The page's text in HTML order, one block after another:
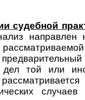
судебной
направлен
той или